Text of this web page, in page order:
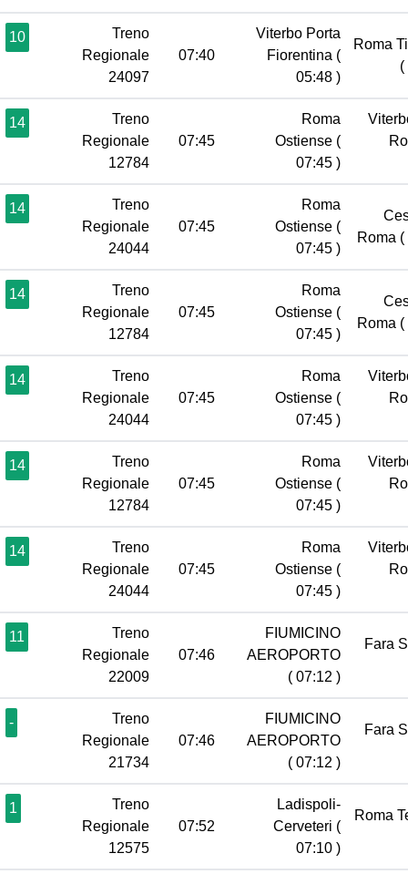
10
Treno
Regionale
24097
07:40
Viterbo Porta
Fiorentina (
05:48 )
Roma
(
14
Treno
Regionale
12784
07:45
Roma
Ostiense (
07:45 )
14
Treno
Regionale
24044
07:45
Roma
Ostiense (
07:45 )
Roma (
14
Treno
Regionale
12784
07:45
Roma
Ostiense (
07:45 )
Roma (
14
Treno
Regionale
24044
07:45
Roma
Ostiense (
07:45 )
14
Treno
Regionale
12784
07:45
Roma
Ostiense (
07:45 )
14
Treno
Regionale
24044
07:45
Roma
Ostiense (
07:45 )
11
Treno
Regionale
22009
07:46
FIUMICINO
AEROPORTO
( 07:12 )
Fara
-
Treno
Regionale
21734
07:46
FIUMICINO
AEROPORTO
( 07:12 )
Fara
1
Treno
Regionale
12575
07:52
Ladispoli-
Cerveteri (
07:10 )
Roma